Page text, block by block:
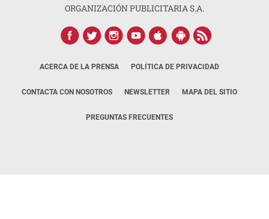
ORGANIZACIÓN PUBLICITARIA S.A.
ACERCA DE LA PRENSA POLÍTICA DE PRIVACIDAD
CONTACTA CON NOSOTROS NEWSLETTER MAPA DEL SITIO
PREGUNTAS FRECUENTES